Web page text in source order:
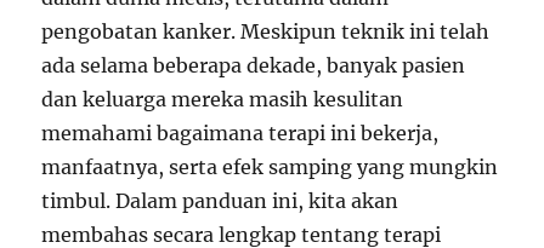
pengobatan kanker. Meskipun teknik ini telah
ada selama beberapa dekade, banyak pasien
dan keluarga mereka masih kesulitan
memahami bagaimana terapi ini bekerja,
manfaatnya, serta efek samping yang mungkin
timbul. Dalam panduan ini, kita akan
membahas secara lengkap tentang terapi